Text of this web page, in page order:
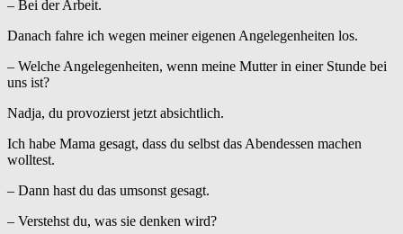
– Bei der Arbeit.
Danach fahre ich wegen meiner eigenen Angelegenheiten los.
– Welche Angelegenheiten, wenn meine Mutter in einer Stunde bei
uns ist?
Nadja, du provozierst jetzt absichtlich.
Ich habe Mama gesagt, dass du selbst das Abendessen machen
wolltest.
– Dann hast du das umsonst gesagt.
– Verstehst du, was sie denken wird?